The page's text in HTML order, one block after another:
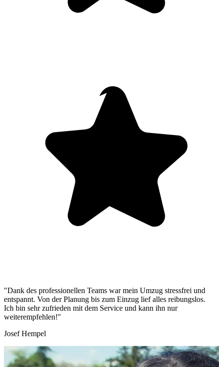
"Dank des professionellen Teams war mein Umzug stressfrei und
entspannt. Von der Planung bis zum Einzug lief alles reibungslos.
Ich bin sehr zufrieden mit dem Service und kann ihn nur
weiterempfehlen!"
Josef Hempel